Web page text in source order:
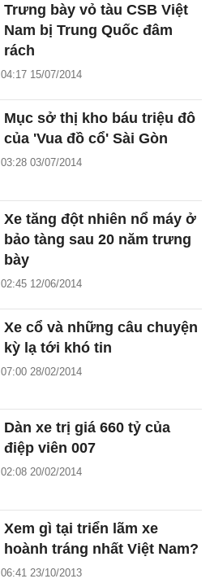
Trưng bày vỏ tàu CSB Việt
Nam bị Trung Quốc đâm
rách
04:17 15/07/2014
Mục sở thị kho báu triệu đô
của 'Vua đồ cổ' Sài Gòn
03:28 03/07/2014
Xe tăng đột nhiên nổ máy ở
bảo tàng sau 20 năm trưng
bày
02:45 12/06/2014
Xe cổ và những câu chuyện
kỳ lạ tới khó tin
07:00 28/02/2014
Dàn xe trị giá 660 tỷ của
điệp viên 007
02:08 20/02/2014
Xem gì tại triển lãm xe
hoành tráng nhất Việt Nam?
06:41 23/10/2013